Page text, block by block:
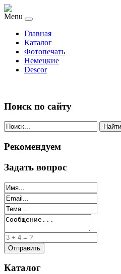
Menu
Главная
Каталог
Фотопечать
Немецкие
Descor
Поиск по сайту
Найти
Рекомендуем
Задать вопрос
Каталог